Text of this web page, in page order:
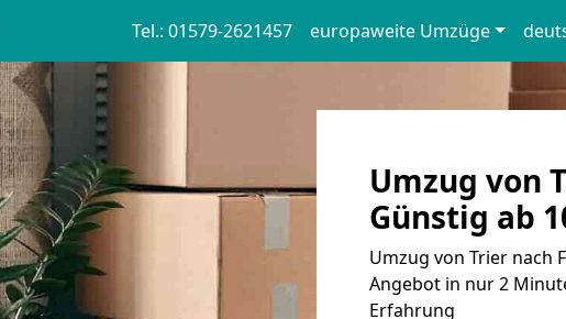
Tel.: 01579-2621457 europaweite Umzüge
Umzug von
Günstig ab
Umzug von Trier nach
Angebot in nur 2
Erfahrung